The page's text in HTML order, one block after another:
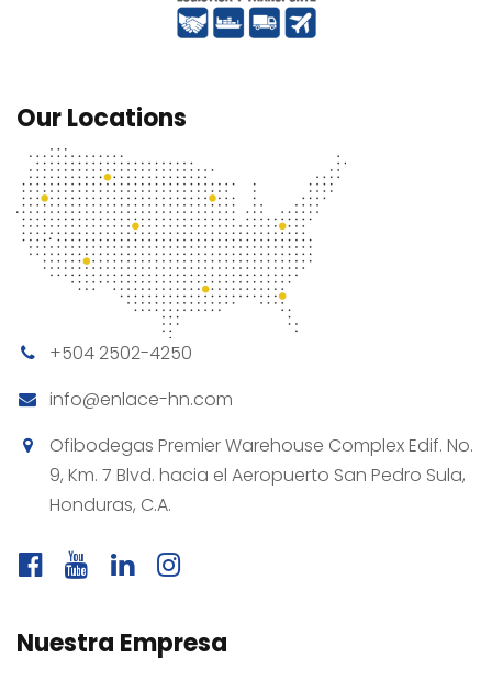
Our Locations
+504 2502-4250
info@enlace-hn.com
Ofibodegas Premier Warehouse Complex Edif. No.
9, Km. 7 Blvd. hacia el Aeropuerto San Pedro Sula,
Honduras, C.A.
Nuestra Empresa